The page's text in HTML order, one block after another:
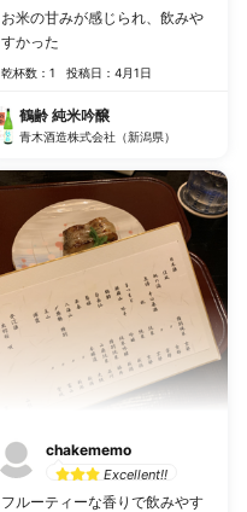
お米の甘みが感じられ、飲みや
すかった
乾杯数：1 投稿日：4月1日
鶴齢 純米吟醸
青木酒造株式会社（新潟県）
chakememo
Excellent!!
フルーティーな香りで飲みやす